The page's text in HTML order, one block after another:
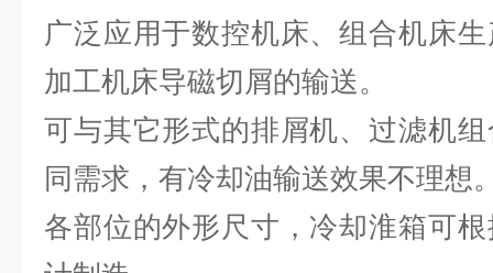
广泛应用于数控机床、组合机床
加工机床导磁切屑的输送。
可与其它形式的排屑机、过滤机
同需求，有冷却油输送效果不理想
各部位的外形尺寸，冷却淮箱可